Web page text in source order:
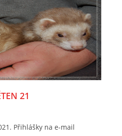
KONTAKT: 602 692
21
Přihlášky na e-mail